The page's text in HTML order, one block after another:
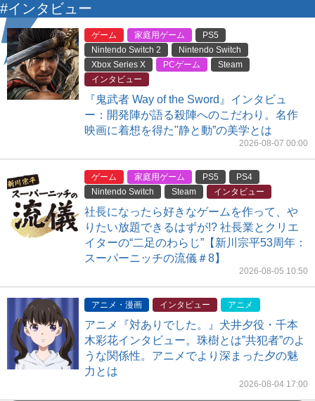
#インタビュー
ゲーム 家庭用ゲーム
PS5
Nintendo Switch 2
Nintendo Switch
Xbox Series X
PCゲーム
Steam
インタビュー
『鬼武者 Way of the Sword』インタビュ
ー：開発陣が語る殺陣へのこだわり。名作
映画に着想を得た"静と動”の美学とは
2026-08-07 00:00
ゲーム 家庭用ゲーム PS5
PS4
Nintendo Switch
Steam インタビュー
社長になったら好きなゲームを作って、や
りたい放題できるはずが!? 社長業とクリエ
イターの“二足のわらじ”【新川宗平53周年：
スーパーニッチの流儀＃8】
2026-08-05 10:50
アニメ・漫画 インタビュー アニメ
アニメ『対ありでした。』犬井夕役・千本
木彩花インタビュー。珠樹とは”共犯者”のよ
うな関係性。アニメでより深まった夕の魅
力とは
2026-08-04 17:00